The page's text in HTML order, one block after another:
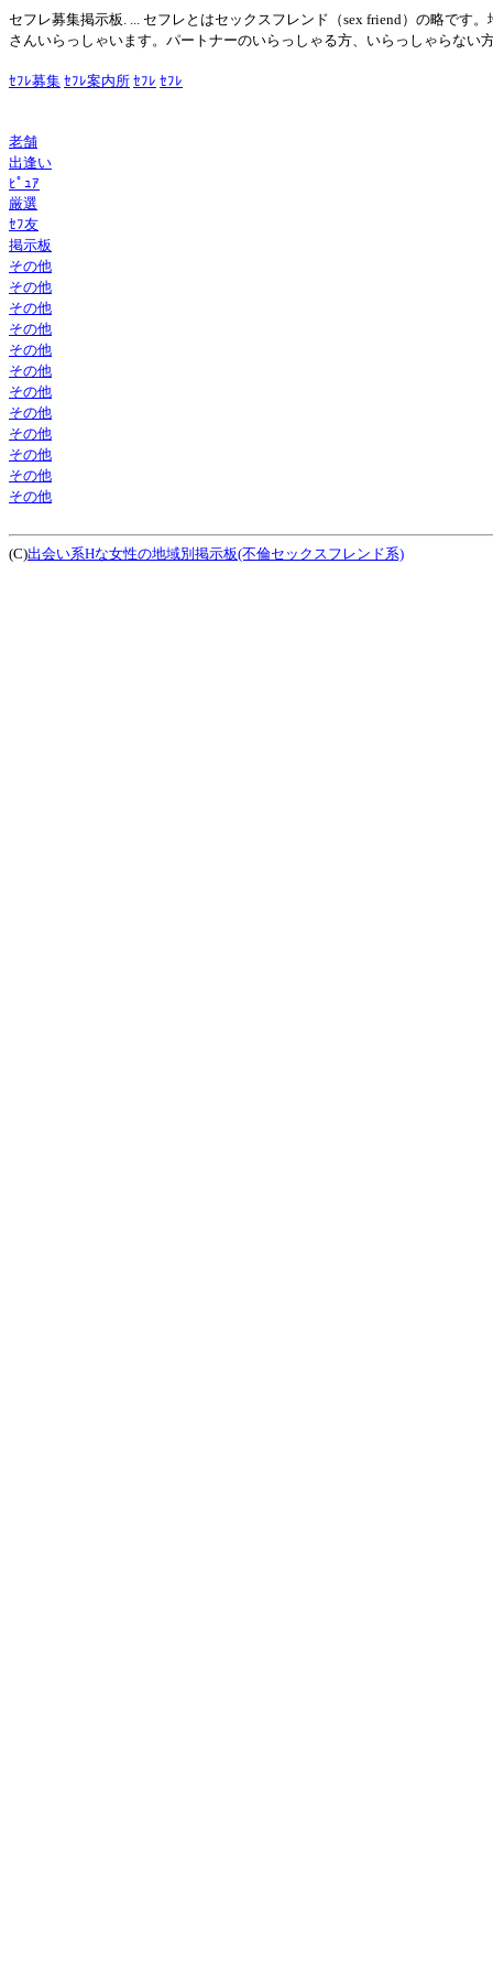
セフレ募集掲示板. ... セフレとはセックスフレンド（sex friend）の略です
さんいらっしゃいます。パートナーのいらっしゃる方、いらっしゃらない
ｾﾌﾚ募集 ｾﾌﾚ案内所 ｾﾌﾚ ｾﾌﾚ
老舗
出逢い
ﾋﾟｭｱ
厳選
ｾﾌ友
掲示板
その他
その他
その他
その他
その他
その他
その他
その他
その他
その他
その他
その他
(C)出会い系Hな女性の地域別掲示板(不倫セックスフレンド系)